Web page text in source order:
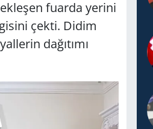
fuarda yerini
çekti. Didim
dağıtımı